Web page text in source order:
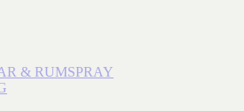
& RUMSPRAY